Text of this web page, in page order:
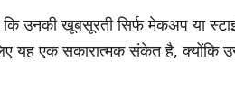
उनकी खूबसूरती सिर्फ मेकअप या
यह एक सकारात्मक संकेत है, क्योंकि